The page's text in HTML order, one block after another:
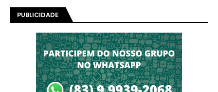
PUBLICIDADE